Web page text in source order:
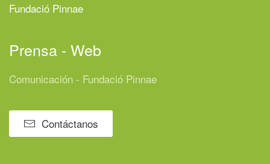
Fundació Pinnae
Prensa - Web
Comunicación - Fundació Pinnae
Contáctanos